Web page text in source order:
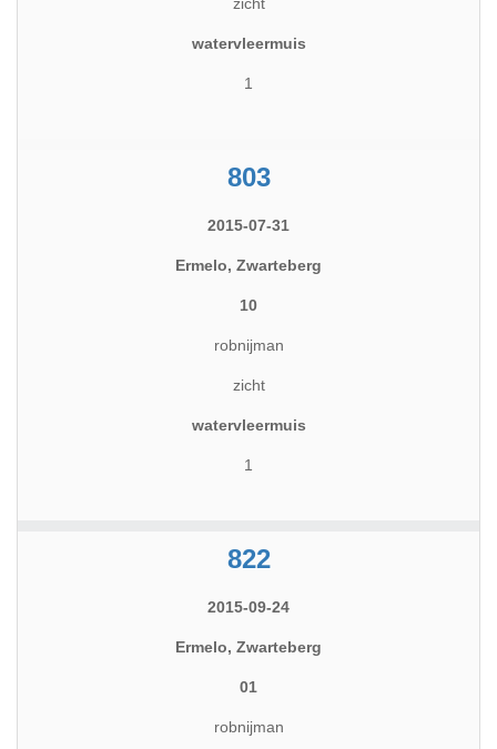
watervleermuis
1
803
2015-07-31
Ermelo, Zwarteberg
10
robnijman
zicht
watervleermuis
1
822
2015-09-24
Ermelo, Zwarteberg
01
robnijman